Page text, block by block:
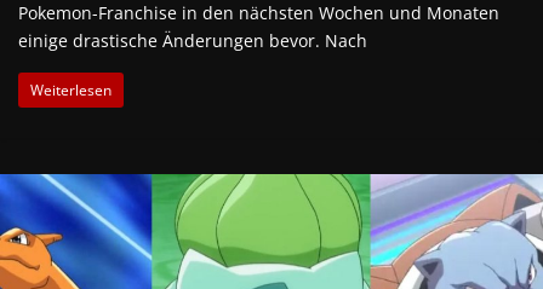
Pokemon-Franchise in den nächsten Wochen und Monaten
einige drastische Änderungen bevor. Nach
Weiterlesen